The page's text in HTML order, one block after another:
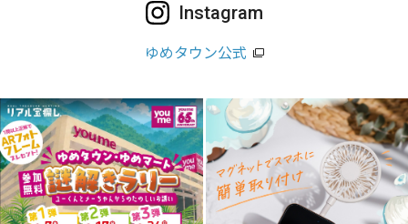
Instagram
ゆめタウン公式